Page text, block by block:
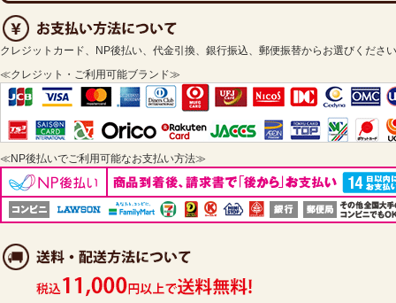
クレジットカード、NP後払い、代金引換、銀行振込、郵便振替からお選びくださ
≪クレジット・ご利用可能ブランド≫
≪NP後払いでご利用可能なお支払い方法≫